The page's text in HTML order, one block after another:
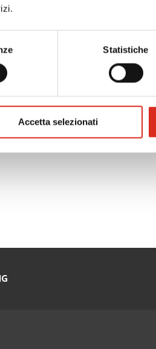
Statistiche
Accetta selezionati
in contatto con un nostro
tue esigenze.